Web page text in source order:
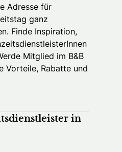
Adresse für
ganz
Finde Inspiration,
Mitglied im B&B
Vorteile, Rabatte und
in